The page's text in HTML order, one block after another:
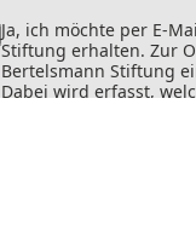
Ja, ich möchte per E-
Stiftung erhalten. Zur
Bertelsmann Stiftung
Dabei wird erfasst,